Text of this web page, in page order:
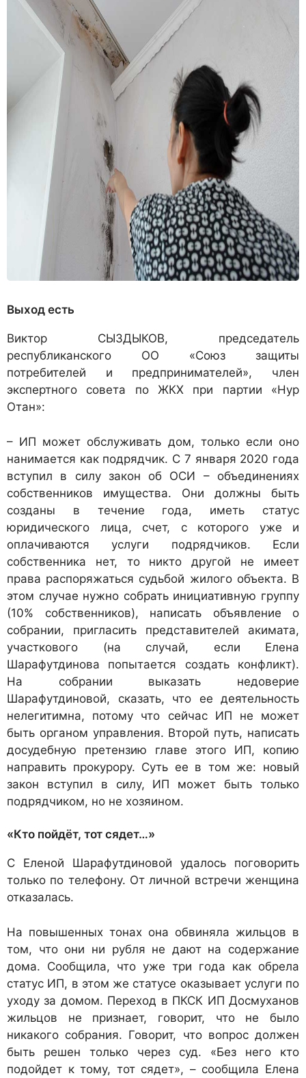
Выход есть
Виктор СЫЗДЫКОВ, председатель
республиканского ОО «Союз защиты
потребителей и предпринимателей», член
экспертного совета по ЖКХ при партии «Нур
Отан»:
– ИП может обслуживать дом, только если оно
нанимается как подрядчик. С 7 января 2020 года
вступил в силу закон об ОСИ – объединениях
собственников имущества. Они должны быть
созданы в течение года, иметь статус
юридического лица, счет, с которого уже и
оплачиваются услуги подрядчиков. Если
собственника нет, то никто другой не имеет
права распоряжаться судьбой жилого объекта. В
этом случае нужно собрать инициативную группу
(10% собственников), написать объявление о
собрании, пригласить представителей акимата,
участкового (на случай, если Елена
Шарафутдинова попытается создать конфликт).
На собрании выказать недоверие
Шарафутдиновой, сказать, что ее деятельность
нелегитимна, потому что сейчас ИП не может
быть органом управления. Второй путь, написать
досудебную претензию главе этого ИП, копию
направить прокурору. Суть ее в том же: новый
закон вступил в силу, ИП может быть только
подрядчиком, но не хозяином.
«Кто пойдёт, тот сядет…»
С Еленой Шарафутдиновой удалось поговорить
только по телефону. От личной встречи женщина
отказалась.
На повышенных тонах она обвиняла жильцов в
том, что они ни рубля не дают на содержание
дома. Сообщила, что уже три года как обрела
статус ИП, в этом же статусе оказывает услуги по
уходу за домом. Переход в ПКСК ИП Досмуханов
жильцов не признает, говорит, что не было
никакого собрания. Говорит, что вопрос должен
быть решен только через суд. «Без него кто
подойдет к тому, тот сядет», – сообщила Елена